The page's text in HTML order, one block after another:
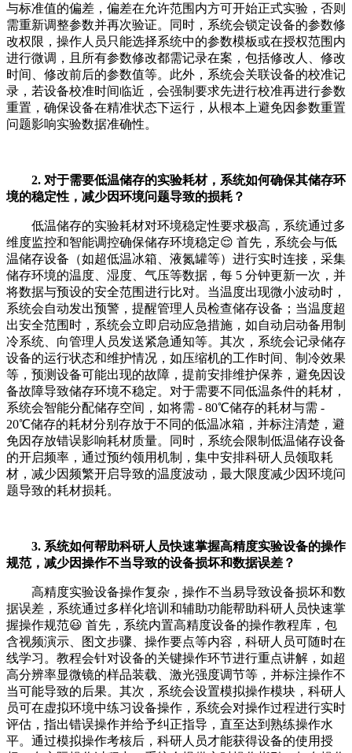
与标准值的偏差，偏差在允许范围内方可开始正式实验，否则
需重新调整参数并再次验证。同时，系统会锁定设备的参数修
改权限，操作人员只能选择系统中的参数模板或在授权范围内
进行微调，且所有参数修改都需记录在案，包括修改人、修改
时间、修改前后的参数值等。此外，系统会关联设备的校准记
录，若设备校准时间临近，会强制要求先进行校准再进行参数
重置，确保设备在精准状态下运行，从根本上避免因参数重置
问题影响实验数据准确性。
2. 对于需要低温储存的实验耗材，系统如何确保其储存环
境的稳定性，减少因环境问题导致的损耗？
低温储存的实验耗材对环境稳定性要求极高，系统通过多
维度监控和智能调控确保储存环境稳定😌 首先，系统会与低
温储存设备（如超低温冰箱、液氮罐等）进行实时连接，采集
储存环境的温度、湿度、气压等数据，每 5 分钟更新一次，并
将数据与预设的安全范围进行比对。当温度出现微小波动时，
系统会自动发出预警，提醒管理人员检查储存设备；当温度超
出安全范围时，系统会立即启动应急措施，如自动启动备用制
冷系统、向管理人员发送紧急通知等。其次，系统会记录储存
设备的运行状态和维护情况，如压缩机的工作时间、制冷效果
等，预测设备可能出现的故障，提前安排维护保养，避免因设
备故障导致储存环境不稳定。对于需要不同低温条件的耗材，
系统会智能分配储存空间，如将需 - 80℃储存的耗材与需 -
20℃储存的耗材分别存放于不同的低温冰箱，并标注清楚，避
免因存放错误影响耗材质量。同时，系统会限制低温储存设备
的开启频率，通过预约领用机制，集中安排科研人员领取耗
材，减少因频繁开启导致的温度波动，最大限度减少因环境问
题导致的耗材损耗。
3. 系统如何帮助科研人员快速掌握高精度实验设备的操作
规范，减少因操作不当导致的设备损坏和数据误差？
高精度实验设备操作复杂，操作不当易导致设备损坏和数
据误差，系统通过多样化培训和辅助功能帮助科研人员快速掌
握操作规范😃 首先，系统内置高精度设备的操作教程库，包
含视频演示、图文步骤、操作要点等内容，科研人员可随时在
线学习。教程会针对设备的关键操作环节进行重点讲解，如超
高分辨率显微镜的样品装载、激光强度调节等，并标注操作不
当可能导致的后果。其次，系统会设置模拟操作模块，科研人
员可在虚拟环境中练习设备操作，系统会对操作过程进行实时
评估，指出错误操作并给予纠正指导，直至达到熟练操作水
平。通过模拟操作考核后，科研人员才能获得设备的使用授